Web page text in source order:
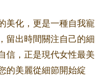
美化，更是一種自我寵
留出時間關注自己的細
信，正是現代女性最美
的美麗從細節開始綻